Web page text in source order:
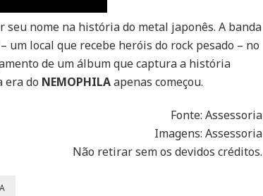
seu nome na história do metal japonês. A banda
– um local que recebe heróis do rock pesado – no
de um álbum que captura a história
era do NEMOPHILAapenas começou.
Fonte: Assessoria
Imagens: Assessoria
Não retirar sem os devidos créditos.